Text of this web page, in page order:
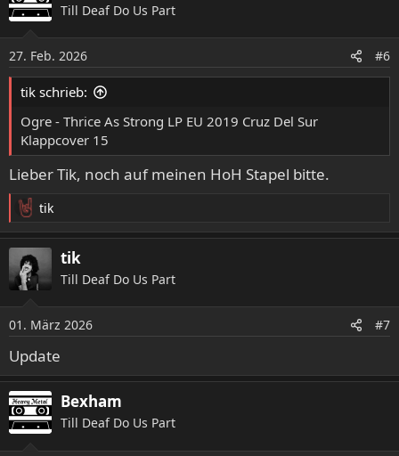
Till Deaf Do Us Part
27. Feb. 2026 #6
tik schrieb:
Ogre - Thrice As Strong LP EU 2019 Cruz Del Sur
Klappcover 15
Lieber Tik, noch auf meinen HoH Stapel bitte.
R
e
a
k
t
n
e
n
:
tik
tik
Till Deaf Do Us Part
01. März 2026 #7
Update
Bexham
Till Deaf Do Us Part